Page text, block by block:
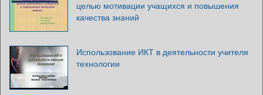
целью мотивации учащихся и повышения
качества знаний
Использование ИКТ в деятельности учителя
технологии